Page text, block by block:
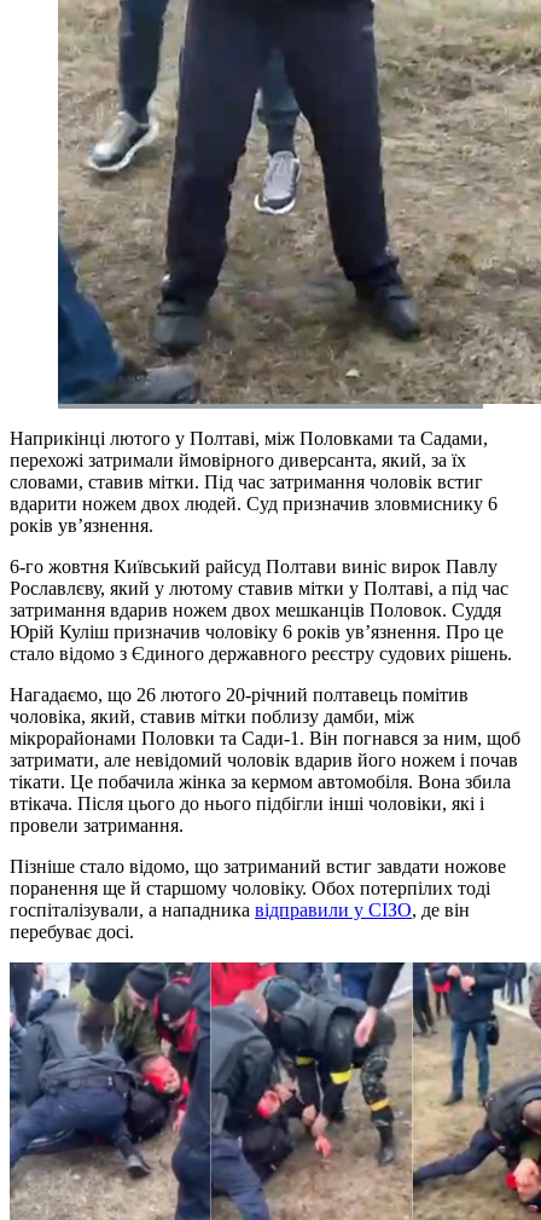
Наприкінці лютого у Полтаві, між Половками та Садами,
перехожі затримали ймовірного диверсанта, який, за їх
словами, ставив мітки. Під час затримання чоловік встиг
вдарити ножем двох людей. Суд призначив зловмиснику 6
років ув’язнення.
6-го жовтня Київський райсуд Полтави виніс вирок Павлу
Рославлєву, який у лютому ставив мітки у Полтаві, а під час
затримання вдарив ножем двох мешканців Половок. Суддя
Юрій Куліш призначив чоловіку 6 років ув’язнення. Про це
стало відомо з Єдиного державного реєстру судових рішень.
Нагадаємо, що 26 лютого 20-річний полтавець помітив
чоловіка, який, ставив мітки поблизу дамби, між
мікрорайонами Половки та Сади-1. Він погнався за ним, щоб
затримати, але невідомий чоловік вдарив його ножем і почав
тікати. Це побачила жінка за кермом автомобіля. Вона збила
втікача. Після цього до нього підбігли інші чоловіки, які і
провели затримання.
Пізніше стало відомо, що затриманий встиг завдати ножове
поранення ще й старшому чоловіку. Обох потерпілих тоді
госпіталізували, а нападника відправили у СІЗО, де він
перебуває досі.